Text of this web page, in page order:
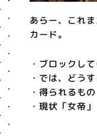
あらー、これ
カード。
・ブロックし
・では、どう
・得られるも
・現状「女帝」